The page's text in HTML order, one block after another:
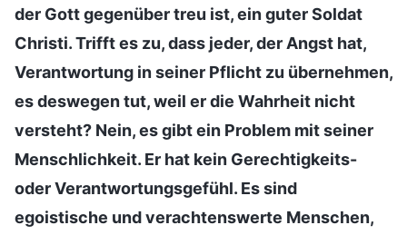
der Gott gegenüber treu ist, ein guter Soldat
Christi. Trifft es zu, dass jeder, der Angst hat,
Verantwortung in seiner Pflicht zu übernehmen,
es deswegen tut, weil er die Wahrheit nicht
versteht? Nein, es gibt ein Problem mit seiner
Menschlichkeit. Er hat kein Gerechtigkeits-
oder Verantwortungsgefühl. Es sind
egoistische und verachtenswerte Menschen,